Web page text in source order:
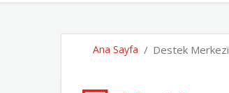
Ana Sayfa Destek Merkezi